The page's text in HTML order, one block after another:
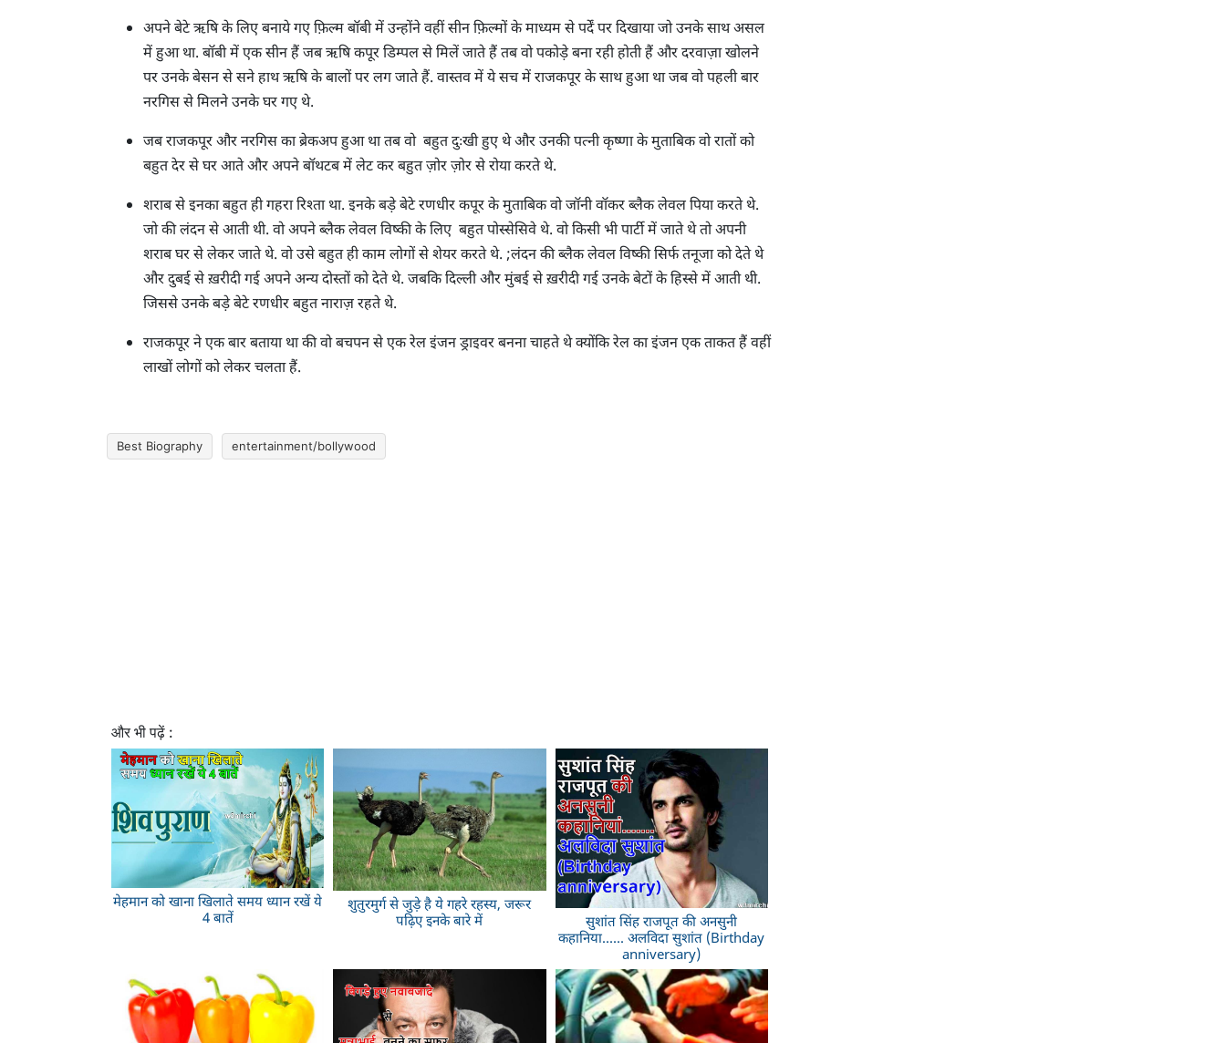
अपने बेटे ऋषि के लिए बनाये गए फ़िल्म बॉबी में उन्होंने वहीं सीन फ़िल्मों के माध्यम से पर्दें पर दिखाया जो उनके साथ असल
में हुआ था. बॉबी में एक सीन हैं जब ऋषि कपूर डिम्पल से मिलें जाते हैं तब वो पकोड़े बना रही होती हैं और दरवाज़ा खोलने
पर उनके बेसन से सने हाथ ऋषि के बालों पर लग जाते हैं. वास्तव में ये सच में राजकपूर के साथ हुआ था जब वो पहली बार
नरगिस से मिलने उनके घर गए थे.
जब राजकपूर और नरगिस का ब्रेकअप हुआ था तब वो बहुत दुःखी हुए थे और उनकी पत्नी कृष्णा के मुताबिक वो रातों को
बहुत देर से घर आते और अपने बॉथटब में लेट कर बहुत ज़ोर ज़ोर से रोया करते थे.
शराब से इनका बहुत ही गहरा रिश्ता था. इनके बड़े बेटे रणधीर कपूर के मुताबिक वो जॉनी वॉकर ब्लैक लेवल पिया करते थे.
जो की लंदन से आती थी. वो अपने ब्लैक लेवल विष्की के लिए बहुत पोस्सेसिवे थे. वो किसी भी पार्टी में जाते थे तो अपनी
शराब घर से लेकर जाते थे. वो उसे बहुत ही काम लोगों से शेयर करते थे. ;लंदन की ब्लैक लेवल विष्की सिर्फ तनूजा को देते थे
और दुबई से ख़रीदी गई अपने अन्य दोस्तों को देते थे. जबकि दिल्ली और मुंबई से ख़रीदी गई उनके बेटों के हिस्से में आती थी.
जिससे उनके बड़े बेटे रणधीर बहुत नाराज़ रहते थे.
राजकपूर ने एक बार बताया था की वो बचपन से एक रेल इंजन ड्राइवर बनना चाहते थे क्योंकि रेल का इंजन एक ताकत हैं वहीं
लाखों लोगों को लेकर चलता हैं.
Best Biography entertainment/bollywood
और भी पढ़ें :
मेहमान को खाना खिलाते समय ध्यान रखें ये
4 बातें
शुतुरमुर्ग से जुड़े है ये गहरे रहस्य, जरूर
पढ़िए इनके बारे में
सुशांत सिंह राजपूत की अनसुनी
कहानिया...... अलविदा सुशांत (Birthday
anniversary)